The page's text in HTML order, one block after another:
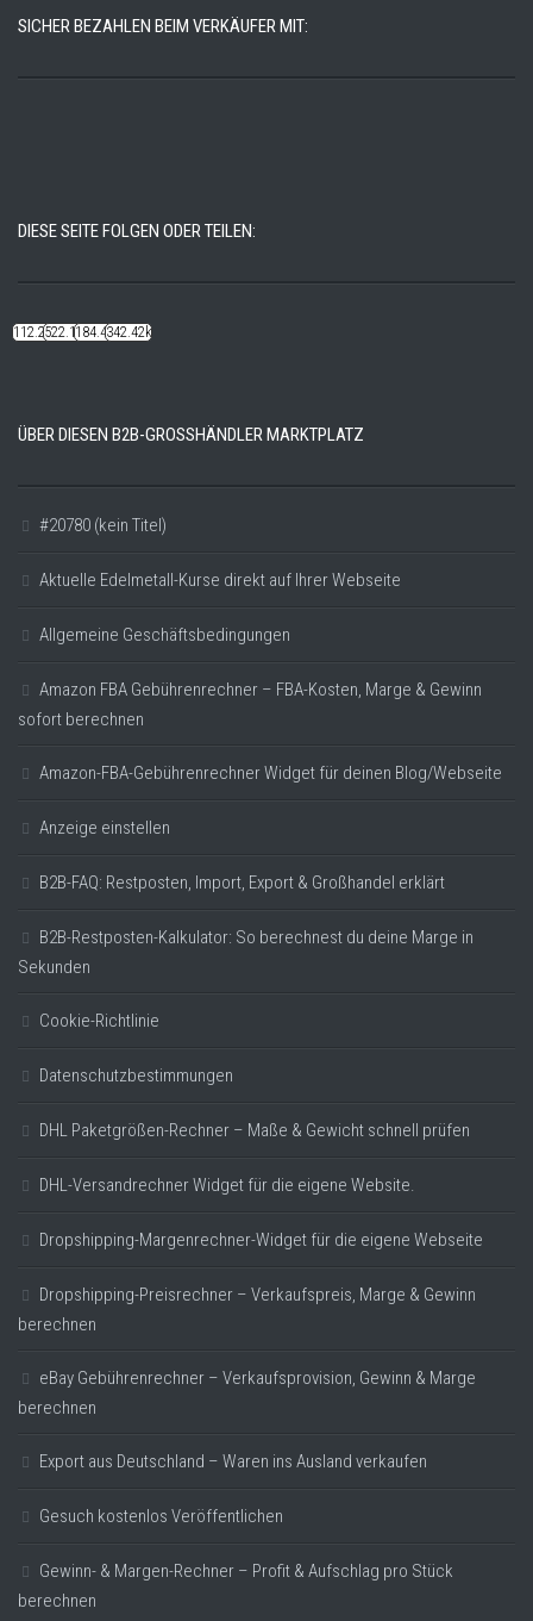
SICHER BEZAHLEN BEIM VERKÄUFER MIT:
DIESE SEITE FOLGEN ODER TEILEN:
112.22k522.14k184.48k342.42k
ÜBER DIESEN B2B-GROSSHÄNDLER MARKTPLATZ
#20780 (kein Titel)
Aktuelle Edelmetall-Kurse direkt auf Ihrer Webseite
Allgemeine Geschäftsbedingungen
Amazon FBA Gebührenrechner – FBA-Kosten, Marge & Gewinn
sofort berechnen
Amazon-FBA-Gebührenrechner Widget für deinen Blog/Webseite
Anzeige einstellen
B2B-FAQ: Restposten, Import, Export & Großhandel erklärt
B2B-Restposten-Kalkulator: So berechnest du deine Marge in
Sekunden
Cookie-Richtlinie
Datenschutzbestimmungen
DHL Paketgrößen-Rechner – Maße & Gewicht schnell prüfen
DHL-Versandrechner Widget für die eigene Website.
Dropshipping-Margenrechner-Widget für die eigene Webseite
Dropshipping-Preisrechner – Verkaufspreis, Marge & Gewinn
berechnen
eBay Gebührenrechner – Verkaufsprovision, Gewinn & Marge
berechnen
Export aus Deutschland – Waren ins Ausland verkaufen
Gesuch kostenlos Veröffentlichen
Gewinn- & Margen-Rechner – Profit & Aufschlag pro Stück
berechnen